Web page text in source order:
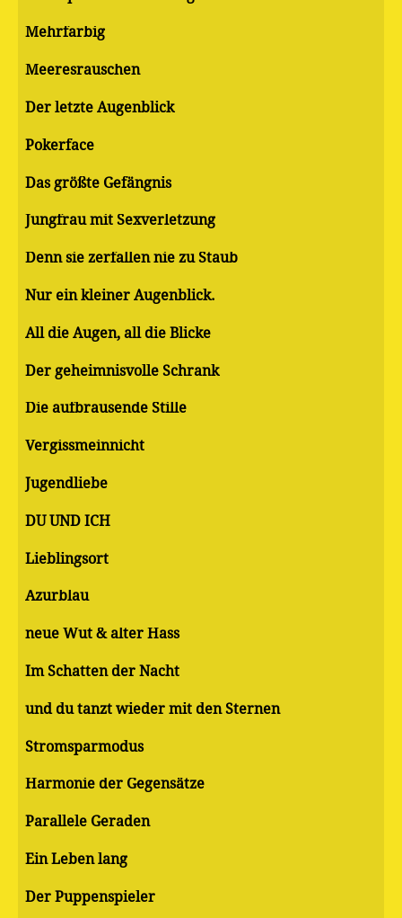
Mehrfarbig
Meeresrauschen
Der letzte Augenblick
Pokerface
Das größte Gefängnis
Jungfrau mit Sexverletzung
Denn sie zerfallen nie zu Staub
Nur ein kleiner Augenblick.
All die Augen, all die Blicke
Der geheimnisvolle Schrank
Die aufbrausende Stille
Vergissmeinnicht
Jugendliebe
DU UND ICH
Lieblingsort
Azurblau
neue Wut & alter Hass
Im Schatten der Nacht
und du tanzt wieder mit den Sternen
Stromsparmodus
Harmonie der Gegensätze
Parallele Geraden
Ein Leben lang
Der Puppenspieler